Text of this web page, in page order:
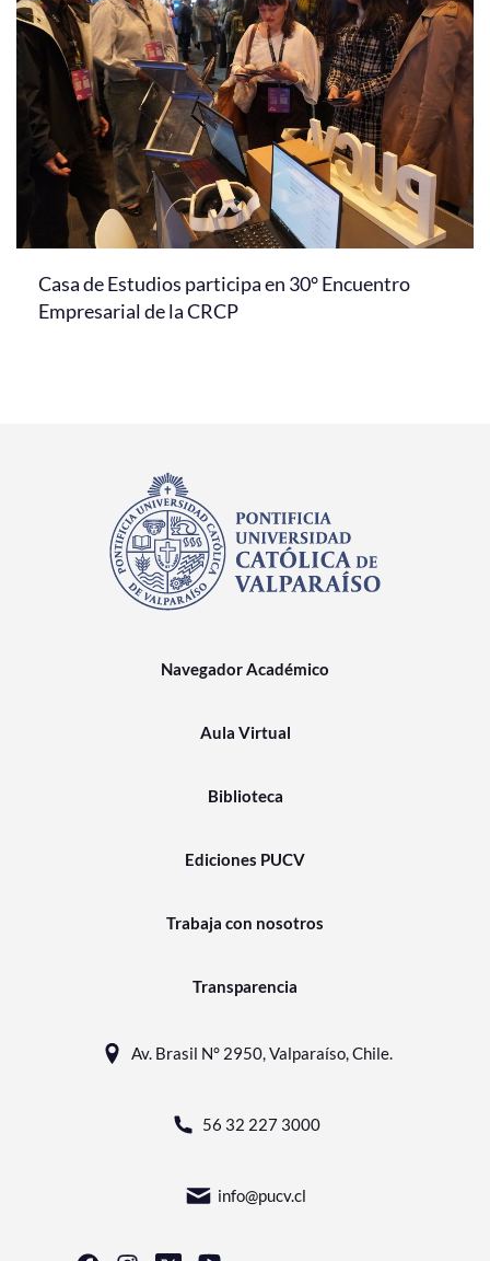
Casa de Estudios participa en 30° Encuentro
Empresarial de la CRCP
Navegador Académico
Aula Virtual
Biblioteca
Ediciones PUCV
Trabaja con nosotros
Transparencia
Av. Brasil N° 2950, Valparaíso, Chile.
56 32 227 3000
info@pucv.cl